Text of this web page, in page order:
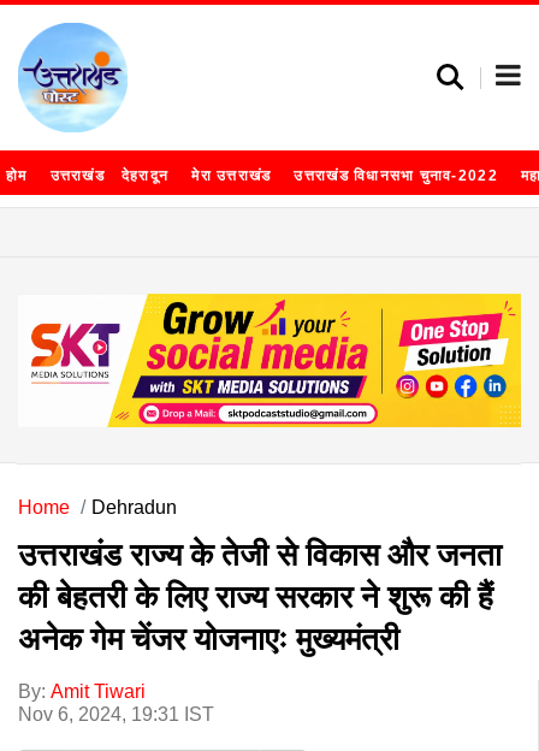
होम उत्तराखंड देहरादून मेरा उत्तराखंड उत्तराखंड विधानसभा चुनाव-2022
Home Dehradun
उत्तराखंड राज्य के तेजी से विकास और जनता
की बेहतरी के लिए राज्य सरकार ने शुरू की हैं
अनेक गेम चेंजर योजनाएः मुख्यमंत्री
By: Amit Tiwari
Nov 6, 2024, 19:31 IST